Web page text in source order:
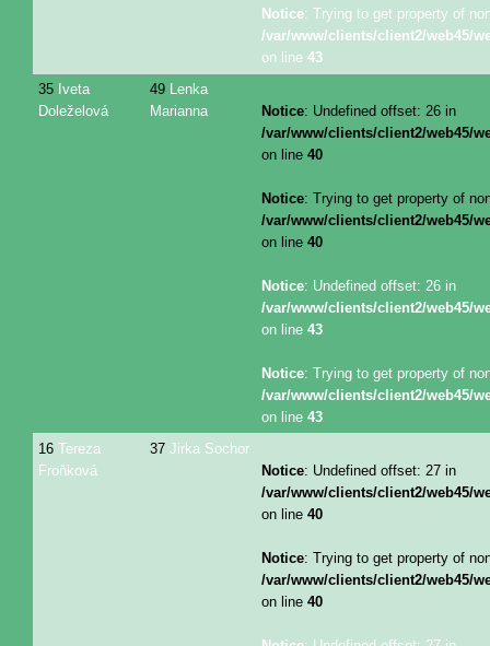
Notice: Trying to get property of
/var/www/clients/client2/web45/
on line 43
35 Iveta
Doleželová
49 Lenka
Marianna
Notice: Undefined offset: 26 in
/var/www/clients/client2/web45/
on line 40
Notice: Trying to get property of
/var/www/clients/client2/web45/
on line 40
Notice: Undefined offset: 26 in
/var/www/clients/client2/web45/
on line 43
Notice: Trying to get property of
/var/www/clients/client2/web45/
on line 43
16 Tereza
Froňková
37 Jirka Sochor
Notice: Undefined offset: 27 in
/var/www/clients/client2/web45/
on line 40
Notice: Trying to get property of
/var/www/clients/client2/web45/
on line 40